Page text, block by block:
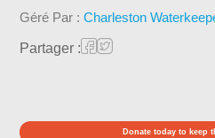
Géré Par :Charleston
Partager :
Donate today to keep